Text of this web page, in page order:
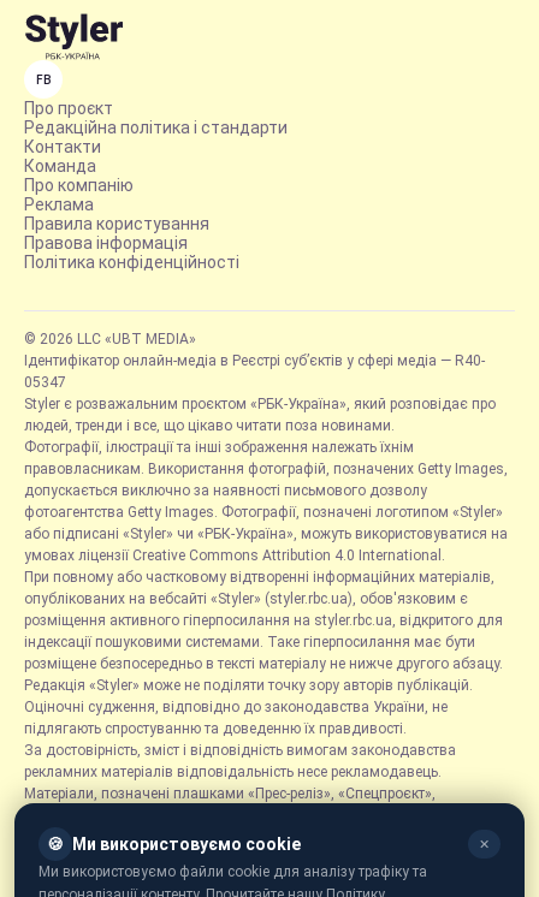
FB
Про проєкт
Редакційна політика і стандарти
Контакти
Команда
Про компанію
Реклама
Правила користування
Правова інформація
Політика конфіденційності
© 2026 LLC «UBT MEDIA»
Ідентифікатор онлайн-медіа в Реєстрі суб’єктів у сфері медіа — R40-
05347
Styler є розважальним проєктом «РБК-Україна», який розповідає про
людей, тренди і все, що цікаво читати поза новинами.
Фотографії, ілюстрації та інші зображення належать їхнім
правовласникам. Використання фотографій, позначених Getty Images,
допускається виключно за наявності письмового дозволу
фотоагентства Getty Images. Фотографії, позначені логотипом «Styler»
або підписані «Styler» чи «РБК-Україна», можуть використовуватися на
умовах ліцензії Creative Commons Attribution 4.0 International.
При повному або частковому відтворенні інформаційних матеріалів,
опублікованих на вебсайті «Styler» (styler.rbc.ua), обов'язковим є
розміщення активного гіперпосилання на styler.rbc.ua, відкритого для
індексації пошуковими системами. Таке гіперпосилання має бути
розміщене безпосередньо в тексті матеріалу не нижче другого абзацу.
Редакція «Styler» може не поділяти точку зору авторів публікацій.
Оціночні судження, відповідно до законодавства України, не
підлягають спростуванню та доведенню їх правдивості.
За достовірність, зміст і відповідність вимогам законодавства
рекламних матеріалів відповідальність несе рекламодавець.
Матеріали, позначені плашками «Прес-реліз», «Спецпроєкт»,
розміщуються на правах реклами.
Рубрика «Новини компаній» є інформаційним форматом, що містить
новини, повідомлення та оголошення, пов'язані з діяльністю
🍪 Ми використовуємо cookie ✕
Ми використовуємо файли cookie для аналізу трафіку та